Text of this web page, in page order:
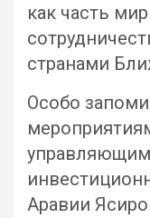
как часть
странами
Особо
управляющим
Аравии